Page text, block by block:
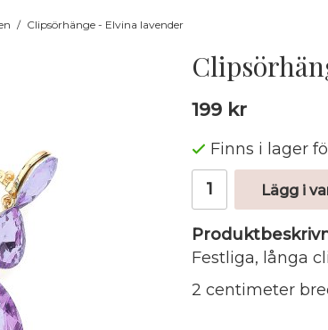
/ Clipsörhänge - Elvina lavender
199 kr
Finns i lager
Lägg i
Festliga, långa
2 centimeter